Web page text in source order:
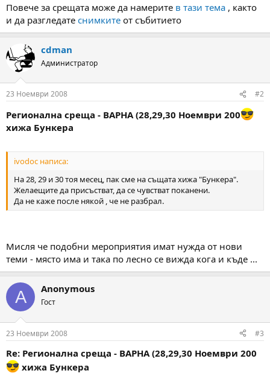
Повече за срещата може да намерите в тази тема , както
и да разгледате снимките от събитието
cdman
Администратор
23 Ноември 2008 #2
Регионална среща - ВАРНА (28,29,30 Ноември 200
хижа Бункера
ivodoc написа:
На 28, 29 и 30 тоя месец, пак сме на същата хижа "Бункера".
Желаещите да присъстват, да се чувстват поканени.
Да не каже после някой , че не разбрал.
Мисля че подобни мероприятия имат нужда от нови
теми - място има и така по лесно се вижда кога и къде ...
A Anonymous
Гост
23 Ноември 2008 #3
Re: Регионална среща - ВАРНА (28,29,30 Ноември 200
хижа Бункера